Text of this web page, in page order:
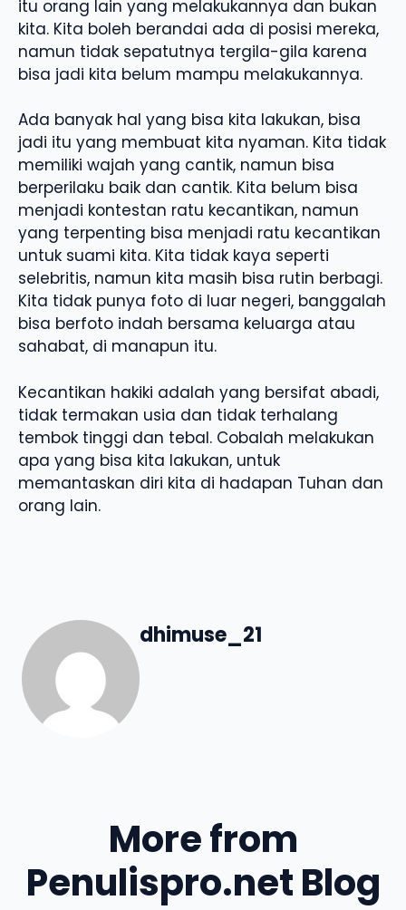
itu orang lain yang melakukannya dan bukan
kita. Kita boleh berandai ada di posisi mereka,
namun tidak sepatutnya tergila-gila karena
bisa jadi kita belum mampu melakukannya.
Ada banyak hal yang bisa kita lakukan, bisa
jadi itu yang membuat kita nyaman. Kita tidak
memiliki wajah yang cantik, namun bisa
berperilaku baik dan cantik. Kita belum bisa
menjadi kontestan ratu kecantikan, namun
yang terpenting bisa menjadi ratu kecantikan
untuk suami kita. Kita tidak kaya seperti
selebritis, namun kita masih bisa rutin berbagi.
Kita tidak punya foto di luar negeri, banggalah
bisa berfoto indah bersama keluarga atau
sahabat, di manapun itu.
Kecantikan hakiki adalah yang bersifat abadi,
tidak termakan usia dan tidak terhalang
tembok tinggi dan tebal. Cobalah melakukan
apa yang bisa kita lakukan, untuk
memantaskan diri kita di hadapan Tuhan dan
orang lain.
dhimuse_21
More from
Penulispro.net Blog